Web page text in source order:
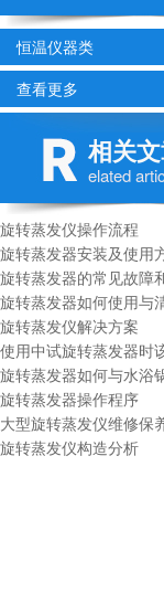
恒温仪器类
查看更多
相关
elated
旋转蒸发仪操作流程
旋转蒸发器安装及使用
旋转蒸发器的常见故障
旋转蒸发器如何使用与
旋转蒸发仪解决方案
使用中试旋转蒸发器时
旋转蒸发器如何与水浴
旋转蒸发器操作程序
大型旋转蒸发仪维修保
旋转蒸发仪构造分析